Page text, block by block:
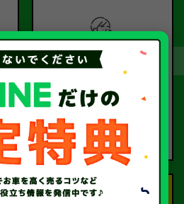
査定のプロが
お電話で回答いたしま
す。
Step.4